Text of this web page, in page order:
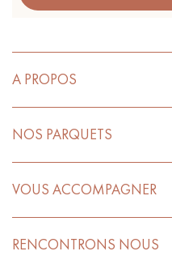
A PROPOS
NOS PARQUETS
VOUS ACCOMPAGNER
RENCONTRONS NOUS